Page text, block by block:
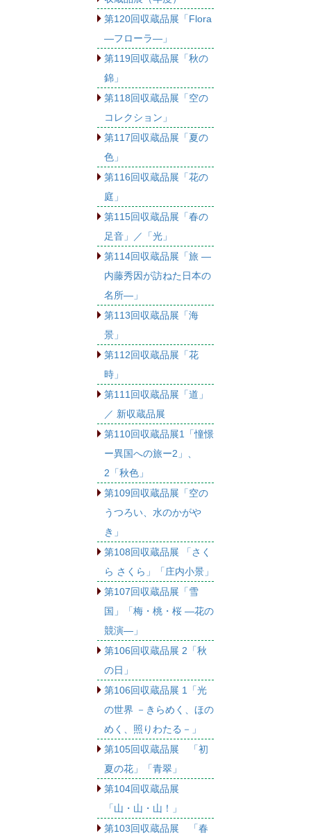
第120回収蔵品展「Flora
―フローラ―」
第119回収蔵品展「秋の
錦」
第118回収蔵品展「空の
コレクション」
第117回収蔵品展「夏の
色」
第116回収蔵品展「花の
庭」
第115回収蔵品展「春の
足音」／「光」
第114回収蔵品展「旅 ―
内藤秀因が訪ねた日本の
名所―」
第113回収蔵品展「海
景」
第112回収蔵品展「花
時」
第111回収蔵品展「道」
／ 新収蔵品展
第110回収蔵品展1「憧憬
ー異国への旅ー2」、
2「秋色」
第109回収蔵品展「空の
うつろい、水のかがや
き」
第108回収蔵品展 「さく
ら さくら」「庄内小景」
第107回収蔵品展「雪
国」「梅・桃・桜 ―花の
競演―」
第106回収蔵品展 2「秋
の日」
第106回収蔵品展 1「光
の世界 －きらめく、ほの
めく、照りわたる－」
第105回収蔵品展 「初
夏の花」「青翠」
第104回収蔵品展
「山・山・山！」
第103回収蔵品展 「春